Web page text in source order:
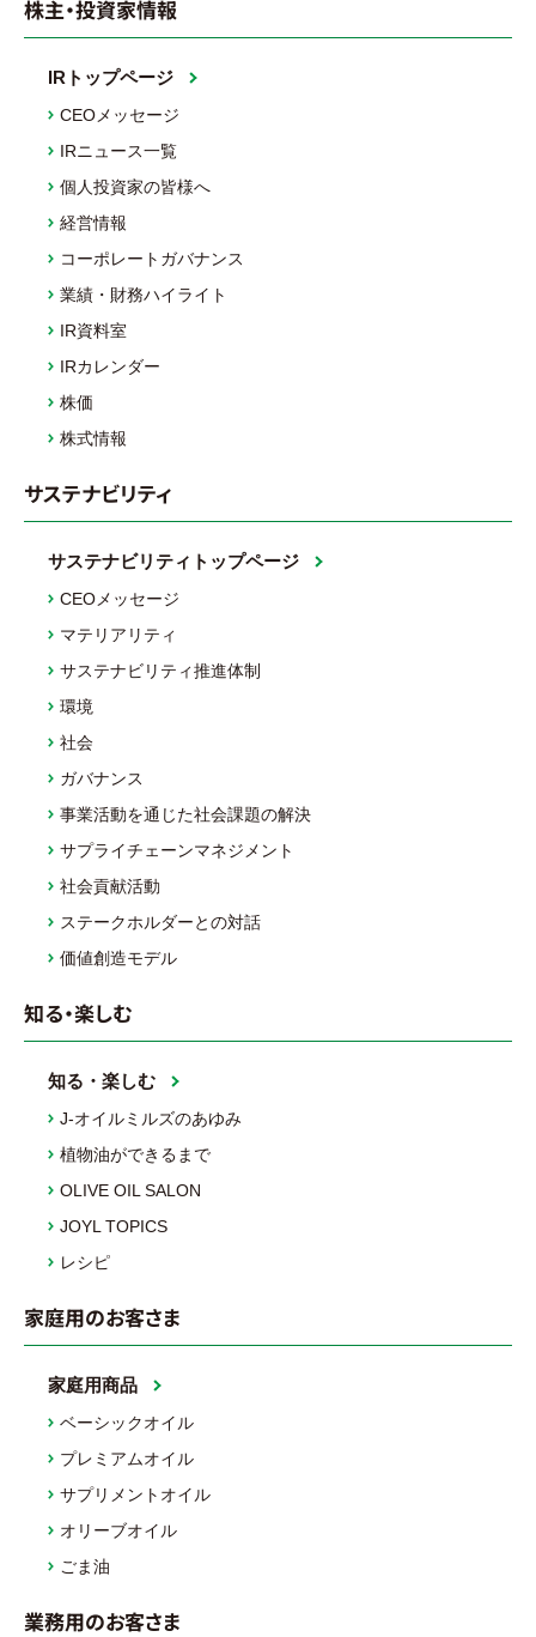
株主・投資家情報
IRトップページ
CEOメッセージ
IRニュース一覧
個人投資家の皆様へ
経営情報
コーポレートガバナンス
業績・財務ハイライト
IR資料室
IRカレンダー
株価
株式情報
サステナビリティ
サステナビリティトップページ
CEOメッセージ
マテリアリティ
サステナビリティ推進体制
環境
社会
ガバナンス
事業活動を通じた社会課題の解決
サプライチェーンマネジメント
社会貢献活動
ステークホルダーとの対話
価値創造モデル
知る・楽しむ
知る・楽しむ
J-オイルミルズのあゆみ
植物油ができるまで
OLIVE OIL SALON
JOYL TOPICS
レシピ
家庭用のお客さま
家庭用商品
ベーシックオイル
プレミアムオイル
サプリメントオイル
オリーブオイル
ごま油
業務用のお客さま